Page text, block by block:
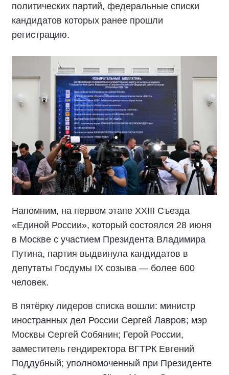
политических партий, федеральные списки
кандидатов которых ранее прошли
регистрацию.
Напомним, на первом этапе XXIII Съезда
«Единой России», который состоялся 28 июня
в Москве с участием Президента Владимира
Путина, партия выдвинула кандидатов в
депутаты Госдумы IX созыва — более 600
человек.
В пятёрку лидеров списка вошли: министр
иностранных дел России Сергей Лавров; мэр
Москвы Сергей Собянин; Герой России,
заместитель гендиректора ВГТРК Евгений
Поддубный; уполномоченный при Президенте